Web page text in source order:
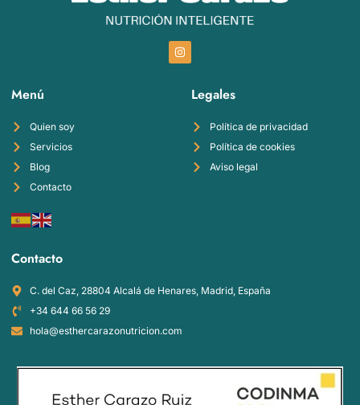
Menú
Quien soy
Servicios
Blog
Contacto
Legales
Política de privacidad
Política de cookies
Aviso legal
Contacto
C. del Caz, 28804 Alcalá de Henares, Madrid, España
+34 644 66 56 29
hola@esthercarazonutricion.com